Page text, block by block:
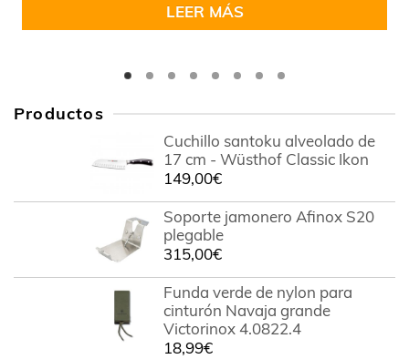
LEER MÁS
Productos
Cuchillo santoku alveolado de
17 cm - Wüsthof Classic Ikon
149,00€
Soporte jamonero Afinox S20
plegable
315,00€
Funda verde de nylon para
cinturón Navaja grande
Victorinox 4.0822.4
18,99€